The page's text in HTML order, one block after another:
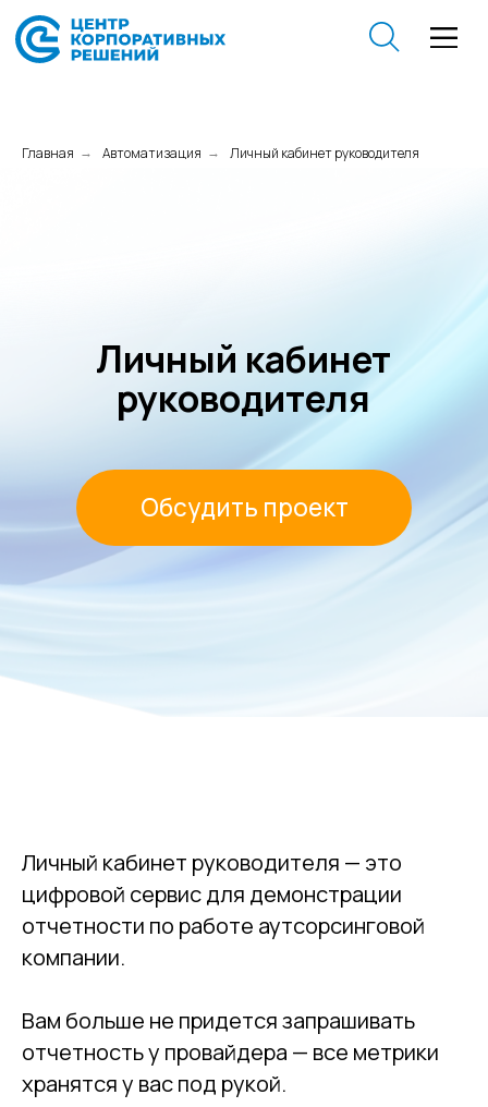
Главная → Автоматизация → Личный кабинет руководителя
Обсудить проект
Личный кабинет руководителя — это
цифровой сервис для демонстрации
отчетности по работе аутсорсинговой
компании.
Вам больше не придется запрашивать
отчетность у провайдера — все метрики
хранятся у вас под рукой.
Что такое личный
кабинет
руководителя?